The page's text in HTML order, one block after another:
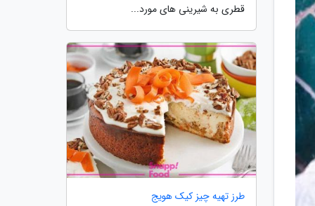
قطری به شیرینی های مورد...
طرز تهیه چیز کیک هویج